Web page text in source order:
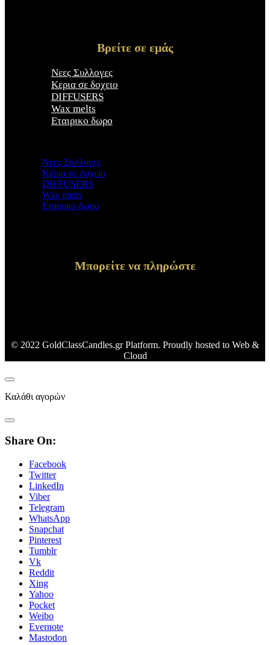
Βρείτε σε εμάς
Νεες Συλλογες
Κερια σε δοχειο
DIFFUSERS
Wax melts
Εταιρικο δωρο
Νεες Συλλογες
Κερια σε δοχειο
DIFFUSERS
Wax melts
Εταιρικο δωρο
Μπορείτε να πληρώστε
© 2022 GoldClassCandles.gr Platform. Proudly hosted to Web &
Cloud
Καλάθι αγορών
Share On:
Facebook
Twitter
LinkedIn
Viber
Telegram
WhatsApp
Snapchat
Pinterest
Tumblr
Vk
Reddit
Xing
Yahoo
Pocket
Weibo
Evernote
Mastodon